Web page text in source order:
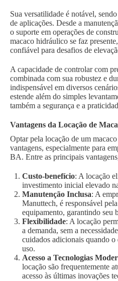
Sua versatilidade é notável,
de aplicações. Desde a
o suporte em operações de
macaco hidráulico se faz
confiável para desafios de
A capacidade de controlar com
combinada com sua robustez e
indispensável em diversos
estende além do simples
também a segurança e a
Vantagens da Locação de
Optar pela locação de um
vantagens, especialmente para
BA. Entre as principais
Custo-benefício: A locação
investimento inicial elevado
Manutenção Inclusa: A
Manuttech, é responsável
equipamento, garantindo seu
Flexibilidade: A locação
a demanda, sem a
cuidados adicionais quando o
uso.
Acesso a Tecnologias
locação são frequentemente
acesso às últimas inovações